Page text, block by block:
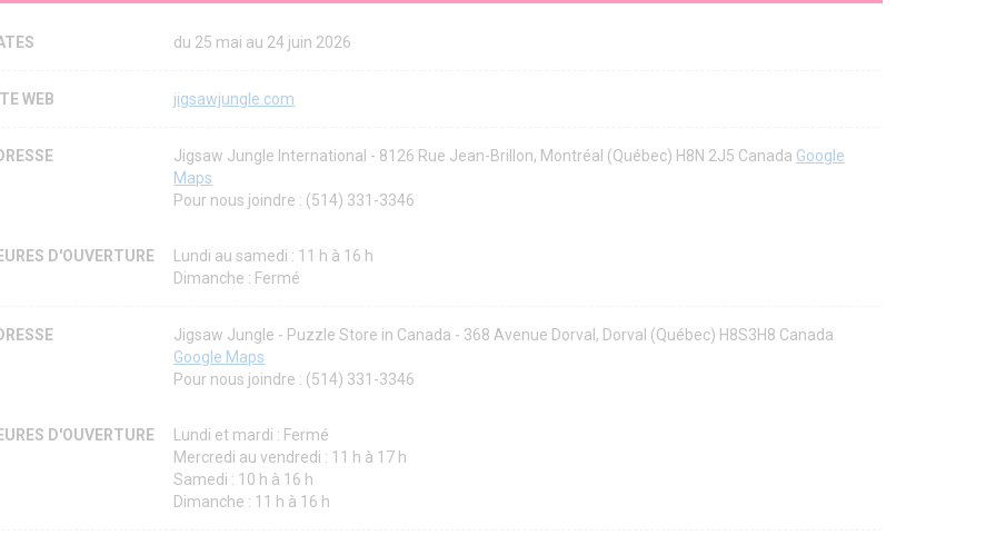
du 25 mai au 24 juin 2026
WEB jigsawjungle.com
Jigsaw Jungle International - 8126 Rue Jean-Brillon, Montréal (Québec) H8N 2J5 Canada Google
Maps
Pour nous joindre : (514) 331-3346
D'OUVERTURE
Lundi au samedi : 11 h à 16 h
Dimanche : Fermé
Jigsaw Jungle - Puzzle Store in Canada - 368 Avenue Dorval, Dorval (Québec) H8S3H8 Canada
Google Maps
Pour nous joindre : (514) 331-3346
D'OUVERTURE
Lundi et mardi : Fermé
Mercredi au vendredi : 11 h à 17 h
Samedi : 10 h à 16 h
Dimanche : 11 h à 16 h